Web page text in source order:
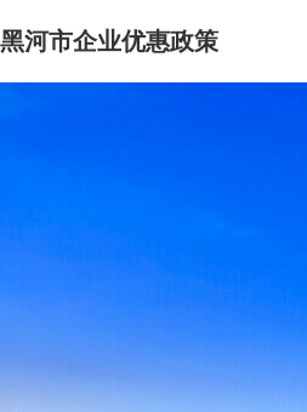
黑河市企业优惠政策